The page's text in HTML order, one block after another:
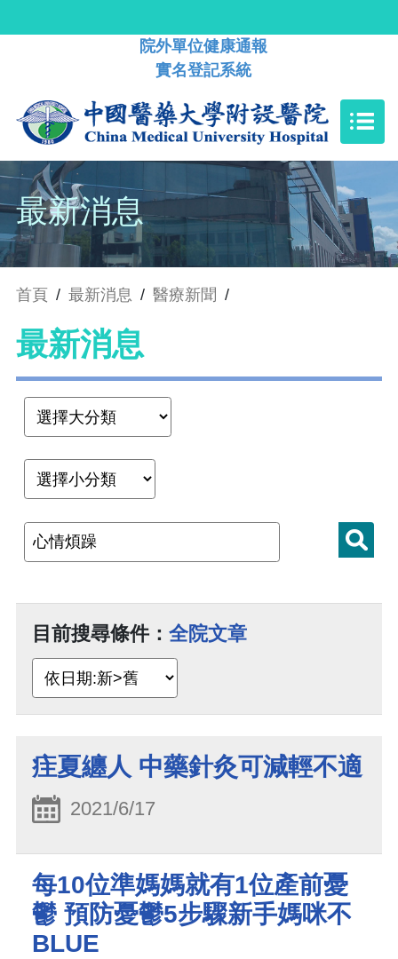
院外單位健康通報
實名登記系統
最新消息
首頁 / 最新消息 / 醫療新聞 /
最新消息
目前搜尋條件： 全院文章
疰夏纏人 中藥針灸可減輕不適
2021/6/17
每10位準媽媽就有1位產前憂
鬱 預防憂鬱5步驟新手媽咪不
BLUE